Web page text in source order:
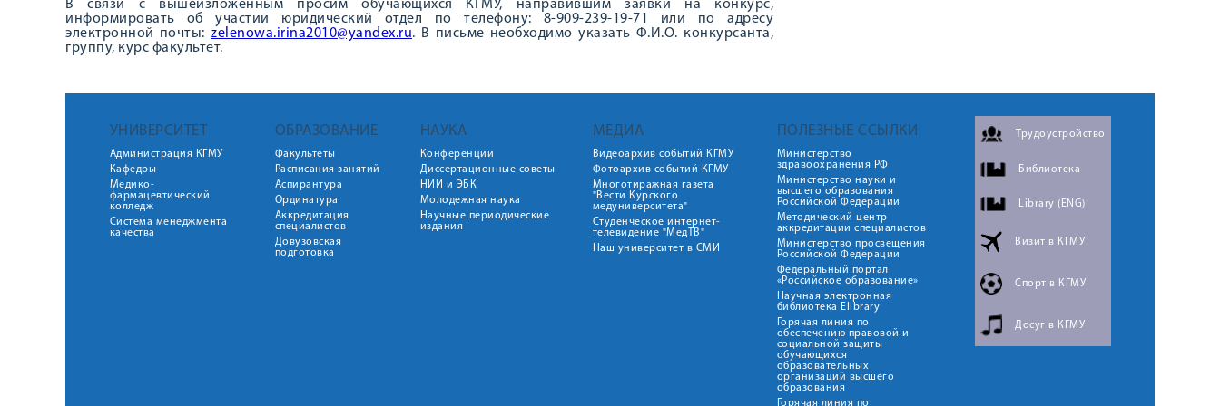
В связи с вышеизложенным просим обучающихся КГМУ, направившим заявки на конкурс,
информировать об участии юридический отдел по телефону: 8-909-239-19-71 или по адресу
электронной почты: zelenowa.irina2010@yandex.ru. В письме необходимо указать Ф.И.О. конкурсанта,
группу, курс факультет.
УНИВЕРСИТЕТ
Администрация КГМУ
Кафедры
Медико-
фармацевтический
колледж
Система менеджмента
качества
ОБРАЗОВАНИЕ
Факультеты
Расписания занятий
Аспирантура
Ординатура
Аккредитация
специалистов
Довузовская
подготовка
НАУКА
Конференции
Диссертационные советы
НИИ и ЭБК
Молодежная наука
Научные периодические
издания
МЕДИА
Видеоархив событий КГМУ
Фотоархив событий КГМУ
Многотиражная газета
"Вести Курского
медуниверситета"
Студенческое интернет-
телевидение "МедТВ"
Наш университет в СМИ
ПОЛЕЗНЫЕ ССЫЛКИ
Министерство
здравоохранения РФ
Министерство науки и
высшего образования
Российской Федерации
Методический центр
аккредитации специалистов
Министерство просвещения
Российской Федерации
Федеральный портал
«Российское образование»
Научная электронная
библиотека Elibrary
Горячая линия по
обеспечению правовой и
социальной защиты
обучающихся
образовательных
организаций высшего
образования
Горячая линия по
Трудоустройство
Библиотека
Library (ENG)
Визит в КГМУ
Спорт в КГМУ
Досуг в КГМУ